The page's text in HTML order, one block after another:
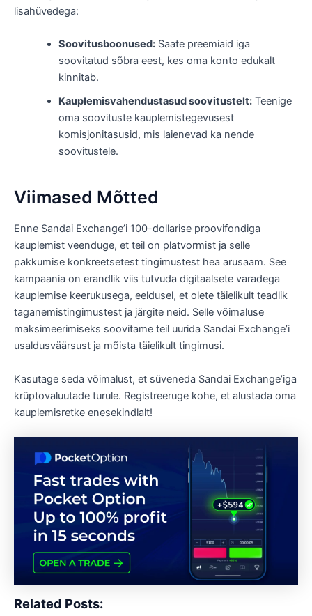
lisahüvedega:
Soovitusboonused:Saate preemiaid iga
soovitatud sõbra eest, kes oma konto edukalt
kinnitab.
Kauplemisvahendustasud soovitustelt:Teenige
oma soovituste kauplemistegevusest
komisjonitasusid, mis laienevad ka nende
soovitustele.
Viimased Mõtted
Enne Sandai Exchange’i 100-dollarise proovifondiga
kauplemist veenduge, et teil on platvormist ja selle
pakkumise konkreetsetest tingimustest hea arusaam. See
kampaania on erandlik viis tutvuda digitaalsete varadega
kauplemise keerukusega, eeldusel, et olete täielikult teadlik
taganemistingimustest ja järgite neid. Selle võimaluse
maksimeerimiseks soovitame teil uurida Sandai Exchange’i
usaldusväärsust ja mõista täielikult tingimusi.
Kasutage seda võimalust, et süveneda Sandai Exchange’iga
krüptovaluutade turule. Registreeruge kohe, et alustada oma
kauplemisretke enesekindlalt!
Related Posts: